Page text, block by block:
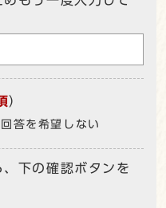
）
回答を希望しない
下の確認ボタンを